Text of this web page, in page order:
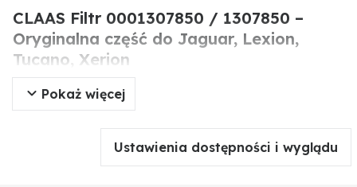
CLAAS Filtr 0001307850 / 1307850 –
Oryginalna część do Jaguar, Lexion,
Tucano, Xerion
Oryginalny filtr CLAAS o numerze 0001307850
(1307850) to element układu filtracji, stosowany w
szerokiej gamie maszyn rolniczych. Zapewnia
skuteczne usuwanie zanieczyszczeń z powietrza lub
oleju, chroniąc silnik przed zużyciem. Jego regularna
Pokaż więcej
Ustawienia dostępności i wyglądu